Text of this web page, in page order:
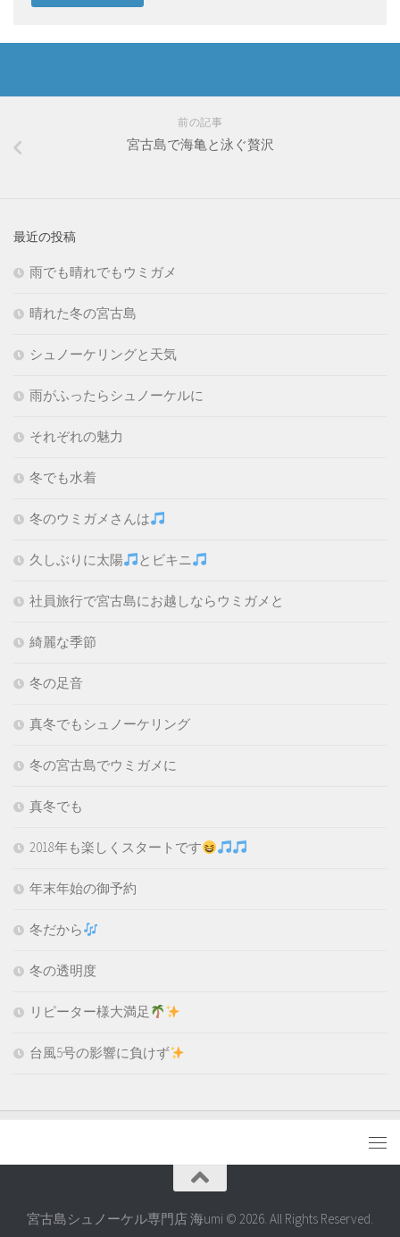
前の記事
宮古島で海亀と泳ぐ贅沢
最近の投稿
雨でも晴れでもウミガメ
晴れた冬の宮古島
シュノーケリングと天気
雨がふったらシュノーケルに
それぞれの魅力
冬でも水着
冬のウミガメさんは
久しぶりに太陽 とビキニ
社員旅行で宮古島にお越しならウミガメと
綺麗な季節
冬の足音
真冬でもシュノーケリング
冬の宮古島でウミガメに
真冬でも
2018年も楽しくスタートです
年末年始の御予約
冬だから
冬の透明度
リピーター様大満足
台風5号の影響に負けず
宮古島シュノーケル専門店 海umi © 2026. All Rights Reserved.